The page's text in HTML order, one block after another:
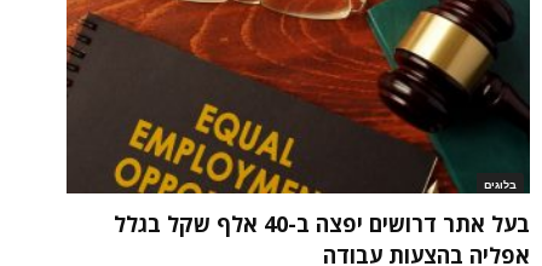
בלוגים
בעל אתר דרושים יפצה ב-40 אלף שקל בגלל
אפליה בהצעות עבודה